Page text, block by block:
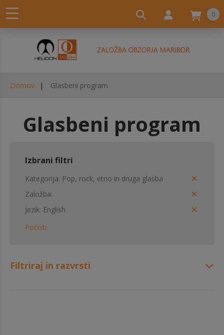
0
Domov Glasbeni program
Glasbeni program
Izbrani filtri
Kategorija Pop, rock, etno in druga glasba
Založba
Jezik English
Počisti
Filtriraj in razvrsti